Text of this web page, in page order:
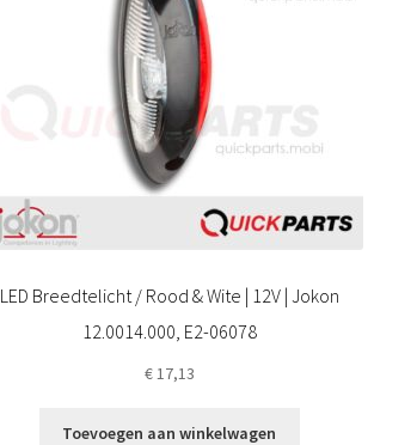
LED Breedtelicht / Rood & Wite | 12V | Jokon
12.0014.000, E2-06078
€17,13
Toevoegen aan winkelwagen